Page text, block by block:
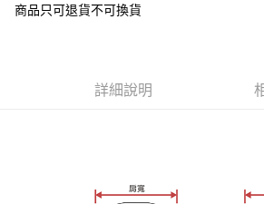
【注意事項】
2.基於同意付款使用「大哥付你分期」之契約關係
資料（包含姓名、電話或地址）提供予台灣大哥大
３．收到繳費通知簡訊後14天內，點擊此簡訊中的
※ 交易是否成功請以「AFTEE先享後付 」之結帳
易，需依本服務之必要範圍內提供個人資料，並將
付款後7-11取貨
商品只可退貨不可換貨
詳細說明